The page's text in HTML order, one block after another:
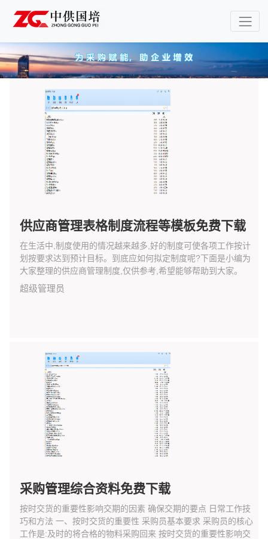
供应商管理表格制度流程等模板免费下载
在生活中,制度使用的情况越来越多,好的制度可使各项工作按计
划按要求达到预计目标。到底应如何拟定制度呢?下面是小编为
大家整理的供应商管理制度,仅供参考,希望能够帮助到大家。
超级管理员
采购管理综合资料免费下载
按时交货的重要性影响交期的因素 确保交期的要点 日常工作技
巧和方法 一、按时交货的重要性 采购员基本要求 采购员的核心
工作是:及时的将合格的物料采购回来 按时交货的重要性影响交